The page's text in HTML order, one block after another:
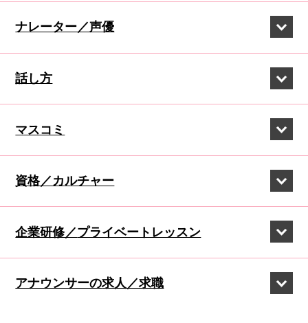
ナレーター／声優
話し方
マスコミ
資格／カルチャー
企業研修／プライベートレッスン
アナウンサーの求人／求職